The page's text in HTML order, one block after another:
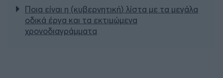
Ποια είναι η (κυβερνητική) λίστα με τα μεγάλα
οδικά έργα και τα εκτιμώμενα
χρονοδιαγράμματα